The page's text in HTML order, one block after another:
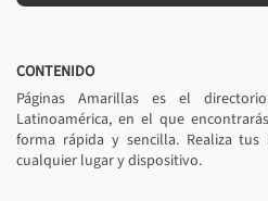
CONTENIDO
Páginas Amarillas es el
Latinoamérica, en el que
forma rápida y sencilla. Realiza tus
cualquier lugar y dispositivo.